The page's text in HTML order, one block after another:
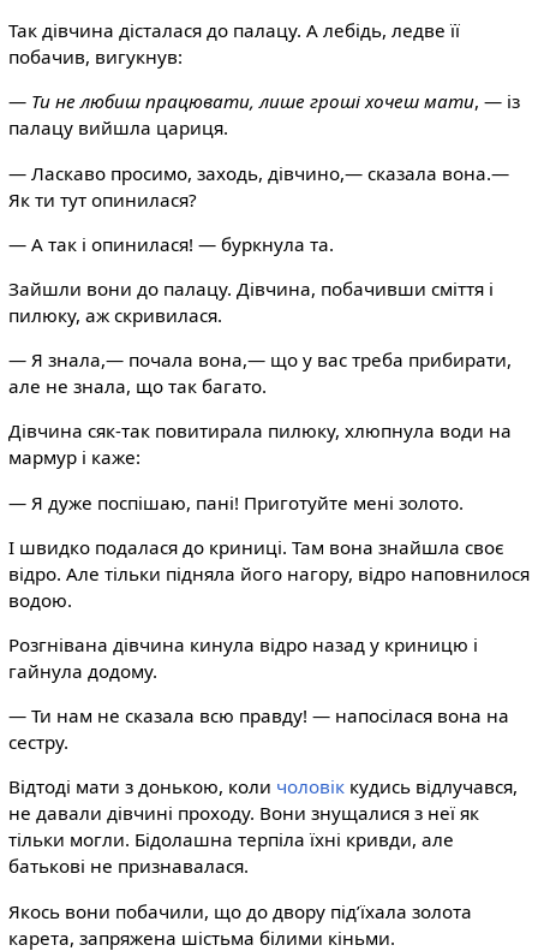
Так дівчина дісталася до палацу. А лебідь, ледве її
побачив, вигукнув:
— Ти не любиш працювати, лише гроші хочеш мати, — із
палацу вийшла цариця.
— Ласкаво просимо, заходь, дівчино,— сказала вона.—
Як ти тут опинилася?
— А так і опинилася! — буркнула та.
Зайшли вони до палацу. Дівчина, побачивши сміття і
пилюку, аж скривилася.
— Я знала,— почала вона,— що у вас треба прибирати,
але не знала, що так багато.
Дівчина сяк-так повитирала пилюку, хлюпнула води на
мармур і каже:
— Я дуже поспішаю, пані! Приготуйте мені золото.
І швидко подалася до криниці. Там вона знайшла своє
відро. Але тільки підняла його нагору, відро наповнилося
водою.
Розгнівана дівчина кинула відро назад у криницю і
гайнула додому.
— Ти нам не сказала всю правду! — напосілася вона на
сестру.
Відтоді мати з донькою, коли чоловіккудись відлучався,
не давали дівчині проходу. Вони знущалися з неї як
тільки могли. Бідолашна терпіла їхні кривди, але
батькові не признавалася.
Якось вони побачили, що до двору під’їхала золота
карета, запряжена шістьма білими кіньми.